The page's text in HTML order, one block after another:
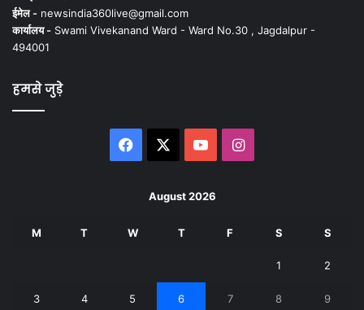
ईमेल - newsindia360live@gmail.com
कार्यालय - Swami Vivekanand Ward - Ward No.30 , Jagdalpur -
494001
हमसे जुड़े
Facebook YouTubeInstagram
August 2026
M T W T F S S
1 2
3 4 5 6 7 8 9